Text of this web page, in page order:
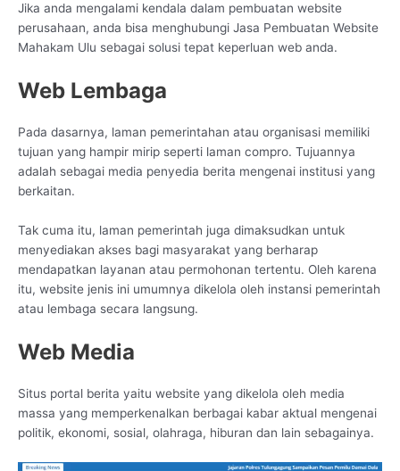
Jika anda mengalami kendala dalam pembuatan website
perusahaan, anda bisa menghubungi Jasa Pembuatan Website
Mahakam Ulu sebagai solusi tepat keperluan web anda.
Web Lembaga
Pada dasarnya, laman pemerintahan atau organisasi memiliki
tujuan yang hampir mirip seperti laman compro. Tujuannya
adalah sebagai media penyedia berita mengenai institusi yang
berkaitan.
Tak cuma itu, laman pemerintah juga dimaksudkan untuk
menyediakan akses bagi masyarakat yang berharap
mendapatkan layanan atau permohonan tertentu. Oleh karena
itu, website jenis ini umumnya dikelola oleh instansi pemerintah
atau lembaga secara langsung.
Web Media
Situs portal berita yaitu website yang dikelola oleh media
massa yang memperkenalkan berbagai kabar aktual mengenai
politik, ekonomi, sosial, olahraga, hiburan dan lain sebagainya.